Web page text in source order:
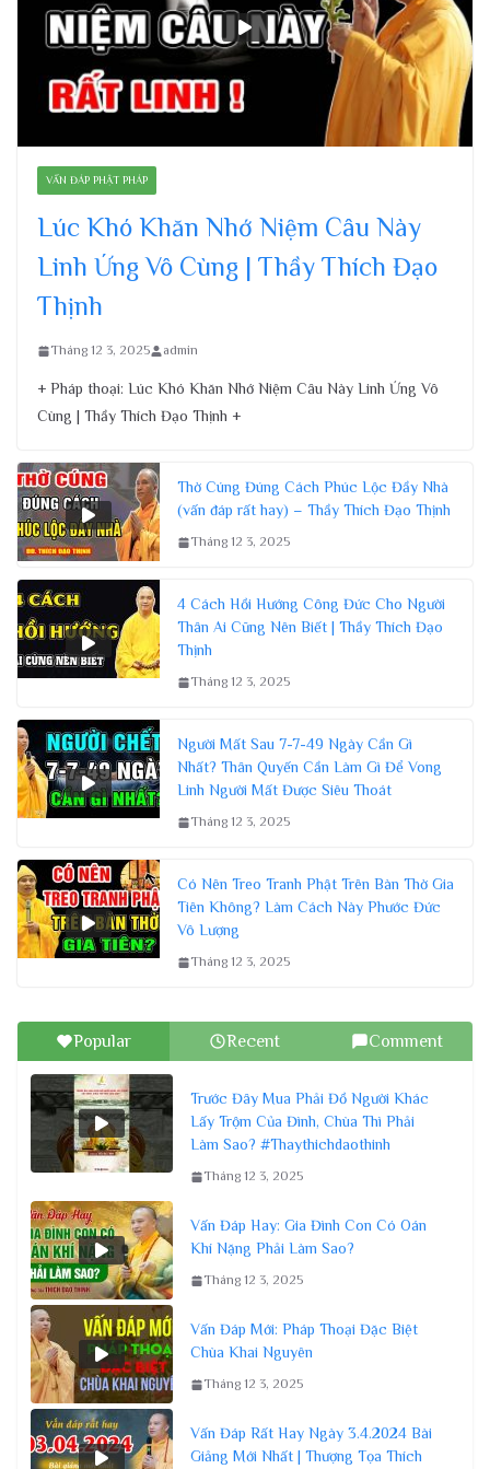
VẤN ĐÁP PHẬT PHÁP
Lúc Khó Khăn Nhớ Niệm Câu Này
Linh Ứng Vô Cùng | Thầy Thích Đạo
Thịnh
Tháng 12 3, 2025 admin
+ Pháp thoại: Lúc Khó Khăn Nhớ Niệm Câu Này Linh Ứng Vô
Cùng | Thầy Thích Đạo Thịnh +
Thờ Cúng Đúng Cách Phúc Lộc Đầy Nhà
(vấn đáp rất hay) – Thầy Thích Đạo Thịnh
Tháng 12 3, 2025
4 Cách Hồi Hướng Công Đức Cho Người
Thân Ai Cũng Nên Biết | Thầy Thích Đạo
Thịnh
Tháng 12 3, 2025
Người Mất Sau 7-7-49 Ngày Cần Gì
Nhất? Thân Quyến Cần Làm Gì Để Vong
Linh Người Mất Được Siêu Thoát
Tháng 12 3, 2025
Có Nên Treo Tranh Phật Trên Bàn Thờ Gia
Tiên Không? Làm Cách Này Phước Đức
Vô Lượng
Tháng 12 3, 2025
Popular Recent Comment
Trước Đây Mua Phải Đồ Người Khác
Lấy Trộm Của Đình, Chùa Thì Phải
Làm Sao? #Thaythichdaothinh
Tháng 12 3, 2025
Vấn Đáp Hay: Gia Đình Con Có Oán
Khí Nặng Phải Làm Sao?
Tháng 12 3, 2025
Vấn Đáp Mới: Pháp Thoại Đặc Biệt
Chùa Khai Nguyên
Tháng 12 3, 2025
Vấn Đáp Rất Hay Ngày 3.4.2024 Bài
Giảng Mới Nhất | Thượng Tọa Thích